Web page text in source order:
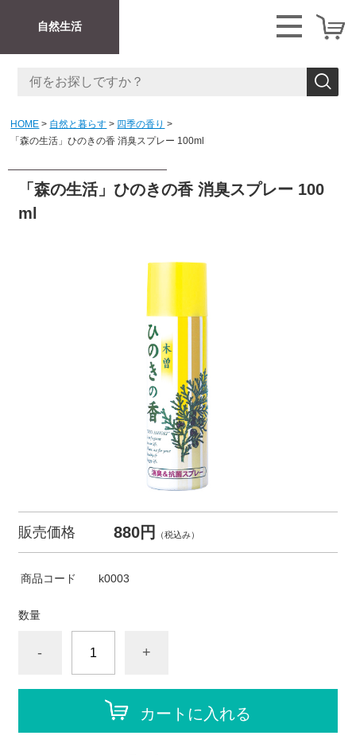
自然生活
HOME 自然と暮らす
四季の香り
「森の生活」ひのきの香 消臭スプレー 100ml
「森の生活」ひのきの香 消臭スプレー 100
ml
販売価格 880円 （税込み）
商品コード k0003
数量
- +
カートに入れる